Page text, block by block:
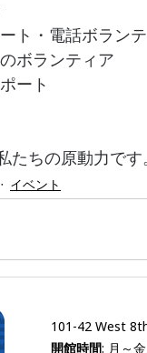
ト・電話ボラン
ボランティア
ート
たちの原動力で
イベント
101-42 West
開館時間: 月～